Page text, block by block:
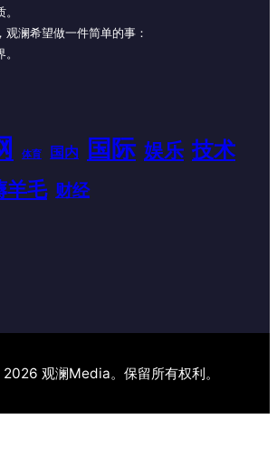
澜希望做一件简单的事：
体育 国内 国际 娱乐 技术
羊毛 财经
观澜Media。保留所有权利。